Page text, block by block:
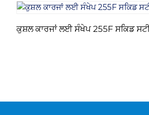
ਕੁਸ਼ਲ ਕਾਰਜਾਂ ਲਈ ਸੰਖੇਪ 255F ਸਕਿਡ